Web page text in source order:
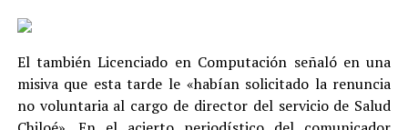
El también Licenciado en Computación señaló en una
misiva que esta tarde le «habían solicitado la renuncia
no voluntaria al cargo de director del servicio de Salud